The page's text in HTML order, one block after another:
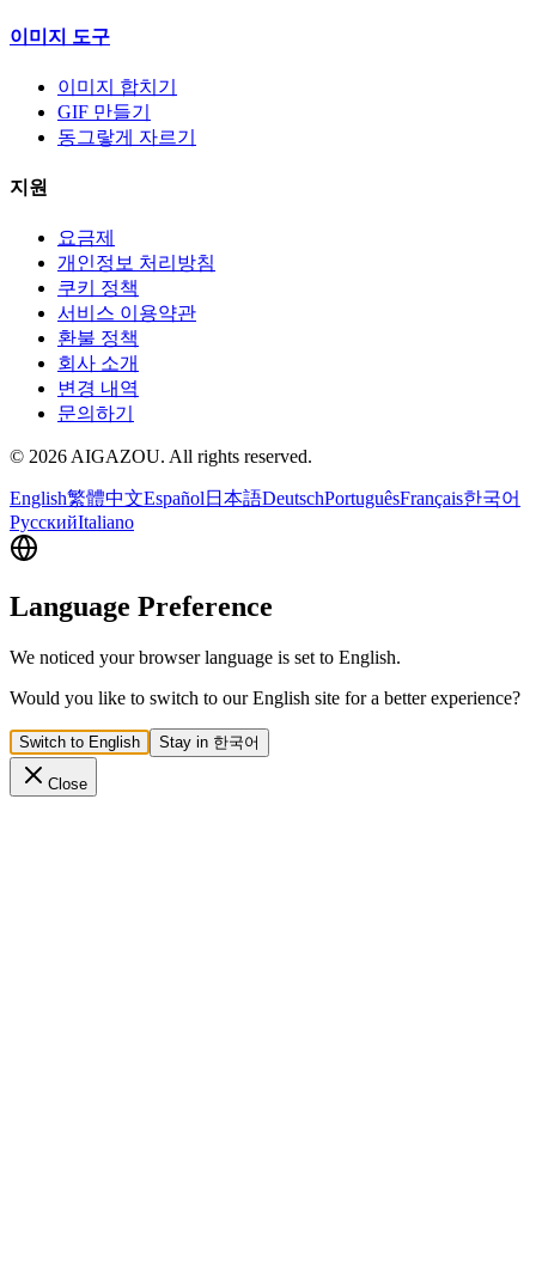
이미지 도구
이미지 합치기
GIF 만들기
동그랗게 자르기
지원
요금제
개인정보 처리방침
쿠키 정책
서비스 이용약관
환불 정책
회사 소개
변경 내역
문의하기
© 2026AIGAZOU. All rights reserved.
English繁體中文Español日本語DeutschPortuguêsFrançais한국어
РусскийItaliano
Language Preference
We noticed your browser language is set to English.
Would you like to switch to our English site for a better experience?
Switch to English Stay in 한국어
Close